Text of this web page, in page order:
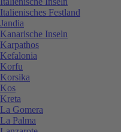
Italienisches Festland
Jandia
Kanarische Inseln
Karpathos
Kefalonia
Korfu
Korsika
Kos
Kreta
La Gomera
La Palma